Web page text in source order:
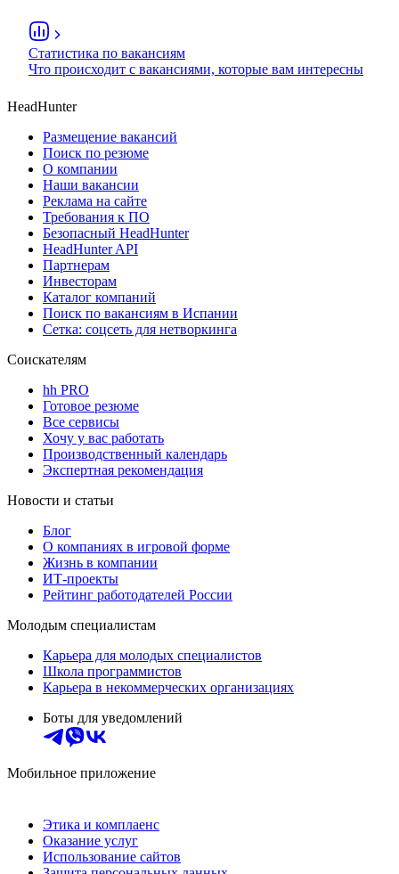
Статистика по вакансиям
Что происходит с вакансиями, которые вам интересны
HeadHunter
Размещение вакансий
Поиск по резюме
О компании
Наши вакансии
Реклама на сайте
Требования к ПО
Безопасный HeadHunter
HeadHunter API
Партнерам
Инвесторам
Каталог компаний
Поиск по вакансиям в Испании
Сетка: соцсеть для нетворкинга
Соискателям
hh PRO
Готовое резюме
Все сервисы
Хочу у вас работать
Производственный календарь
Экспертная рекомендация
Новости и статьи
Блог
О компаниях в игровой форме
Жизнь в компании
ИТ-проекты
Рейтинг работодателей России
Молодым специалистам
Карьера для молодых специалистов
Школа программистов
Карьера в некоммерческих организациях
Боты для уведомлений
Мобильное приложение
Этика и комплаенс
Оказание услуг
Использование сайтов